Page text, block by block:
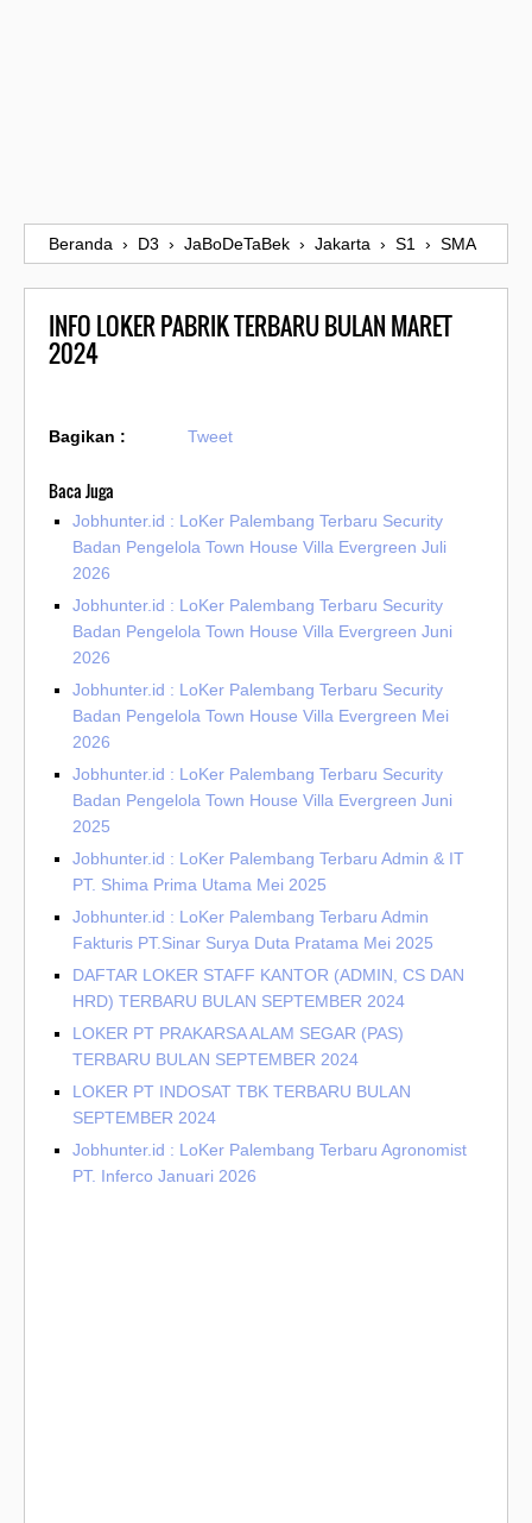
Beranda › D3 › JaBoDeTaBek › Jakarta › S1 › SMA
INFO LOKER PABRIK TERBARU BULAN MARET
2024
Bagikan : Tweet
Baca Juga
Jobhunter.id : LoKer Palembang Terbaru Security
Badan Pengelola Town House Villa Evergreen Juli
2026
Jobhunter.id : LoKer Palembang Terbaru Security
Badan Pengelola Town House Villa Evergreen Juni
2026
Jobhunter.id : LoKer Palembang Terbaru Security
Badan Pengelola Town House Villa Evergreen Mei
2026
Jobhunter.id : LoKer Palembang Terbaru Security
Badan Pengelola Town House Villa Evergreen Juni
2025
Jobhunter.id : LoKer Palembang Terbaru Admin & IT
PT. Shima Prima Utama Mei 2025
Jobhunter.id : LoKer Palembang Terbaru Admin
Fakturis PT.Sinar Surya Duta Pratama Mei 2025
DAFTAR LOKER STAFF KANTOR (ADMIN, CS DAN
HRD) TERBARU BULAN SEPTEMBER 2024
LOKER PT PRAKARSA ALAM SEGAR (PAS)
TERBARU BULAN SEPTEMBER 2024
LOKER PT INDOSAT TBK TERBARU BULAN
SEPTEMBER 2024
Jobhunter.id : LoKer Palembang Terbaru Agronomist
PT. Inferco Januari 2026